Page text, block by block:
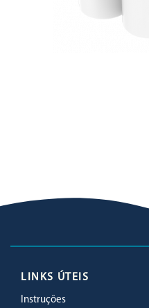
LINKS ÚTEIS
Instruções